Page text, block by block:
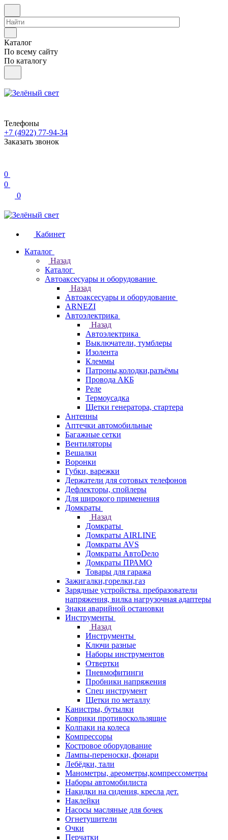
Каталог
По всему сайту
По каталогу
Телефоны
+7 (4922) 77-94-34
Заказать звонок
0
0
0
Кабинет
Каталог
Назад
Каталог
Автоаксесуары и оборудование
Назад
Автоаксесуары и оборудование
ARNEZI
Автоэлектрика
Назад
Автоэлектрика
Выключатели, тумблеры
Изолента
Клеммы
Патроны,колодки,разъёмы
Провода АКБ
Реле
Термоусадка
Щетки генератора, стартера
Антенны
Аптечки автомобильные
Багажные сетки
Вентиляторы
Вешалки
Воронки
Губки, варежки
Держатели для сотовых телефонов
Дефлекторы, спойлеры
Для широкого применения
Домкраты
Назад
Домкраты
Домкраты AIRLINE
Домкраты AVS
Домкраты АвтоDело
Домкраты ПРАМО
Товары для гаража
Зажигалки,горелки,газ
Зарядные устройства. пребразователи
напряжения, вилка нагрузочная адаптеры
Знаки аварийной остановки
Инструменты
Назад
Инструменты
Ключи разные
Наборы инструментов
Отвертки
Пневмофитинги
Пробники напряжения
Спец инструмент
Щетки по металлу
Канистры, бутылки
Коврики противоскользящие
Колпаки на колеса
Компрессоры
Костровое оборудование
Лампы-переноски, фонари
Лебёдки, тали
Манометры, ареометры,компрессометры
Наборы автомобилиста
Накидки на сидения, кресла дет.
Наклейки
Насосы масляные для бочек
Огнетушители
Очки
Перчатки